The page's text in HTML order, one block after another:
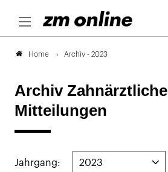
Home Archiv - 2023
Archiv Zahnärztliche
Mitteilungen
Jahrgang: